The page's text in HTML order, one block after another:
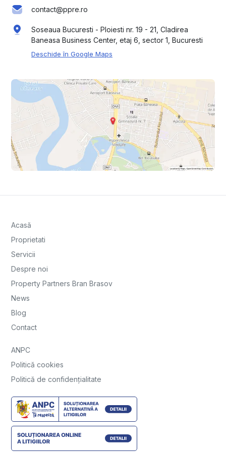
contact@ppre.ro
Soseaua Bucuresti - Ploiesti nr. 19 - 21, Cladirea
Baneasa Business Center, etaj 6, sector 1, Bucuresti
Deschide în Google Maps
Acasă
Proprietati
Servicii
Despre noi
Property Partners Bran Brasov
News
Blog
Contact
ANPC
Politică cookies
Politică de confidențialitate